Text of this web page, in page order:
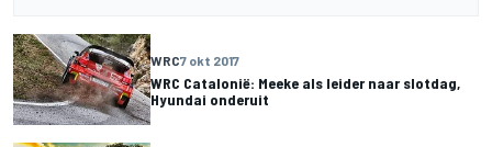
WRC7 okt 2017
WRC Catalonië: Meeke als leider naar slotdag,
Hyundai onderuit